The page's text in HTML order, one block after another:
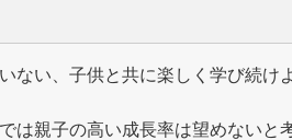
ない、子供と共に楽しく学び続け
は親子の高い成長率は望めないと